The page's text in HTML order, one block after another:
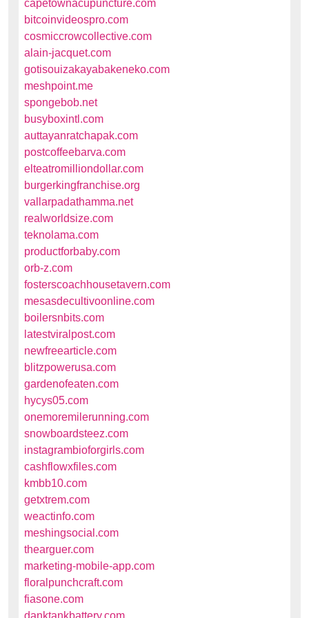
capetownacupuncture.com
bitcoinvideospro.com
cosmiccrowcollective.com
alain-jacquet.com
gotisouizakayabakeneko.com
meshpoint.me
spongebob.net
busyboxintl.com
auttayanratchapak.com
postcoffeebarva.com
elteatromilliondollar.com
burgerkingfranchise.org
vallarpadathamma.net
realworldsize.com
teknolama.com
productforbaby.com
orb-z.com
fosterscoachhousetavern.com
mesasdecultivoonline.com
boilersnbits.com
latestviralpost.com
newfreearticle.com
blitzpowerusa.com
gardenofeaten.com
hycys05.com
onemoremilerunning.com
snowboardsteez.com
instagrambioforgirls.com
cashflowxfiles.com
kmbb10.com
getxtrem.com
weactinfo.com
meshingsocial.com
thearguer.com
marketing-mobile-app.com
floralpunchcraft.com
fiasone.com
danktankbattery.com